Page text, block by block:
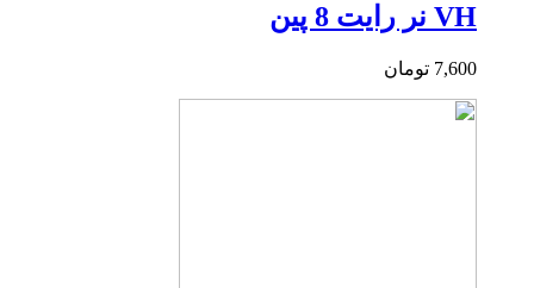
VH نر رایت 8 پین
7,600 تومان